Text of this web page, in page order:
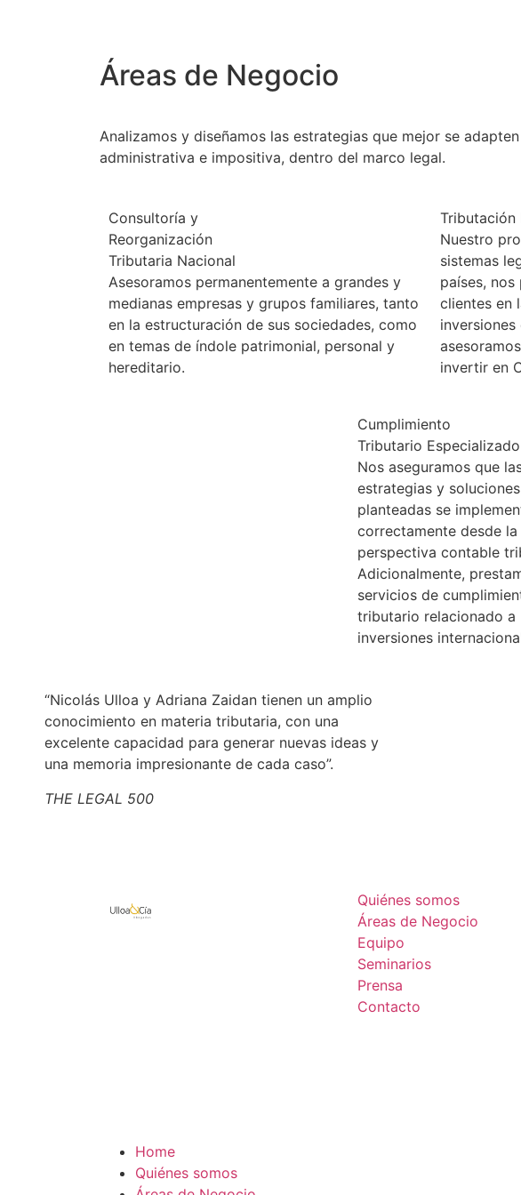
Áreas de Negocio
Analizamos y diseñamos las estrategias que mejor se
administrativa e impositiva, dentro del marco legal.
Consultoría y
Reorganización
Tributaria Nacional
Asesoramos permanentemente a grandes y
medianas empresas y grupos familiares, tanto
en la estructuración de sus sociedades, como
en temas de índole patrimonial, personal y
hereditario.
Tributación
Nuestro
sistemas
países,
clientes en
invertir en
Cumplimiento
Tributario Especializado
Nos aseguramos que
estrategias y soluciones
planteadas se
correctamente desde la
perspectiva contable
Adicionalmente,
servicios de
tributario relacionado a
inversiones
“Nicolás Ulloa y Adriana Zaidan tienen un amplio
conocimiento en materia tributaria, con una
excelente capacidad para generar nuevas ideas y
una memoria impresionante de cada caso”.
THE LEGAL 500
Quiénes somos
Áreas de Negocio
Equipo
Seminarios
Prensa
Contacto
Home
Quiénes somos